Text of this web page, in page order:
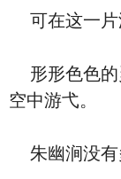
可在这一片
形形色色的
空中游弋。
朱幽涧没有